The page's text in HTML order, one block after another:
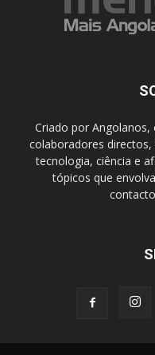
Criado por
colaboradores
tecnologia, ciência e
tópicos que